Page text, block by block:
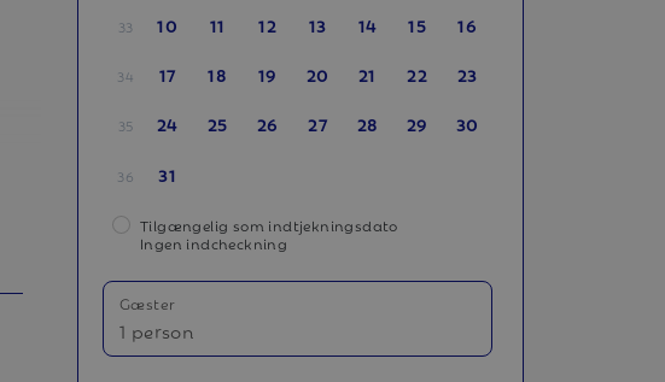
33 10 11 12 13 14 15 16
34 17 18 19 20 21 22 23
35 24 25 26 27 28 29 30
36 31
Tilgængelig som indtjekningsdato
Ingen indcheckning
Gæster
1 person